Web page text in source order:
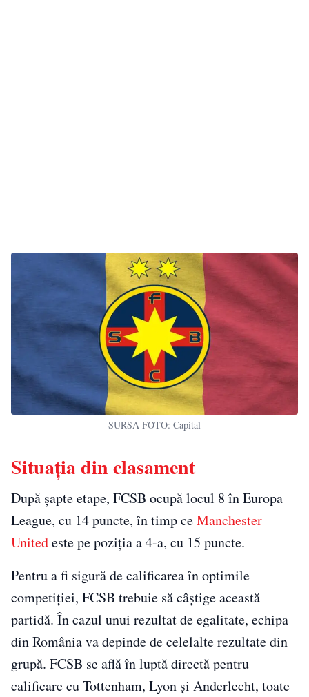
SURSA FOTO: Capital
Situația din clasament
După șapte etape, FCSB ocupă locul 8 în Europa
League, cu 14 puncte, în timp ceManchester
Unitedeste pe poziția a 4-a, cu 15 puncte.
Pentru a fi sigură de calificarea în optimile
competiției, FCSB trebuie să câștige această
partidă. În cazul unui rezultat de egalitate, echipa
din România va depinde de celelalte rezultate din
grupă. FCSB se află în luptă directă pentru
calificare cu Tottenham, Lyon și Anderlecht, toate